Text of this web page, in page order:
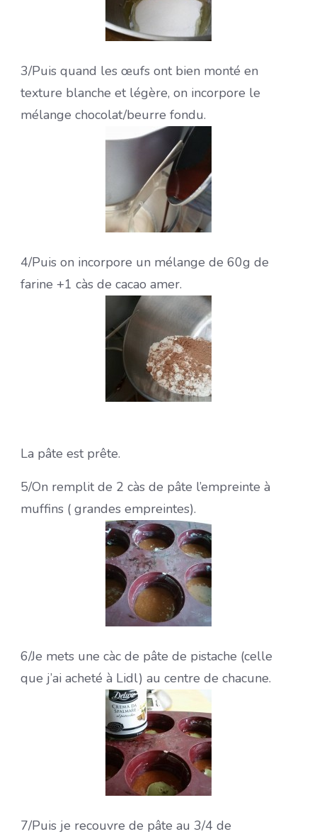
3/Puis quand les œufs ont bien monté en
texture blanche et légère, on incorpore le
mélange chocolat/beurre fondu.
4/Puis on incorpore un mélange de 60g de
farine +1 càs de cacao amer.
La pâte est prête.
5/On remplit de 2 càs de pâte l’empreinte à
muffins ( grandes empreintes).
6/Je mets une càc de pâte de pistache (celle
que j’ai acheté à Lidl) au centre de chacune.
7/Puis je recouvre de pâte au 3/4 de